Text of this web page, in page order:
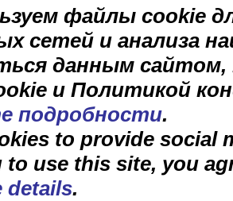
файлы cookie
сетей и анализа
данным
и Политикой
подробности.
to provide social
use this site, you
details.